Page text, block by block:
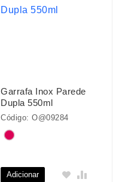
Garrafa Inox Parede
Dupla 550ml
Código: O@09284
Adicionar